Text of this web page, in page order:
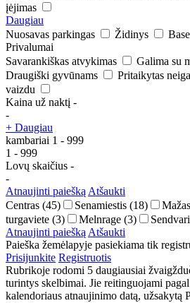
įėjimas
Daugiau
Nuosavas parkingas
Židinys
Privalumai
Savarankiškas atvykimas
Galima su
Draugiški gyvūnams
Pritaikytas
vaizdu
Kaina už naktį -
-
+ Daugiau
kambariai 1 - 999
1 - 999
Lovų skaičius -
-
Atnaujinti paiešką Atšaukti
Centras (45) Senamiestis (18)
turgaviete (3) Melnrage (3)
Atnaujinti paiešką Atšaukti
Paieška žemėlapyje pasiekiama tik
Prisijunkite Registruotis
Rubrikoje rodomi 5 daugiausiai
turintys skelbimai. Jie reitinguojami
kalendoriaus atnaujinimo datą, užsakytą